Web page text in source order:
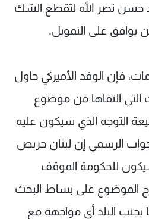
حسن نصر الله لتقطع الشك
لن يوافق على التمويل.
فإن الوفد الأميركي حاول
التي التقاها من موضوع
التوجه الذي سيكون عليه
الرسمي إن لبنان حريص
للحكومة الموقف
الموضوع على بساط البحث
يجنب البلد أي مواجهة مع